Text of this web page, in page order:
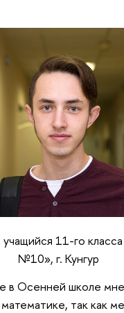
учащийся 11-го
№10», г. Кунгур
в Осенней школе
так как